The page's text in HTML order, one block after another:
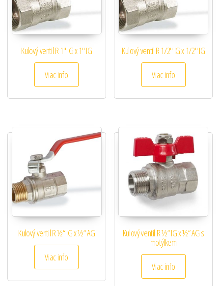
Kulový ventil R 1″ IG x 1″ IG
Viac info
Kulový ventil R 1/2″ IG x 1/2″ IG
Viac info
Kulový ventil R ½“ IG x ½“ AG
Viac info
Kulový ventil R ½“ IG x ½“ AG s
motýlkem
Viac info